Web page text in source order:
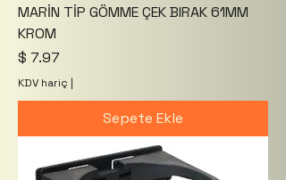
MARİN TİP GÖMME ÇEK BIRAK 61MM
KROM
Fiyat
$ 7.97
KDV hariç |
Sepete Ekle